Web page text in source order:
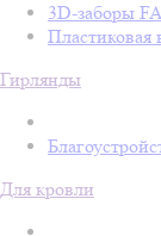
3D-заборы
Пластиковая
Гирлянды
Для кровли